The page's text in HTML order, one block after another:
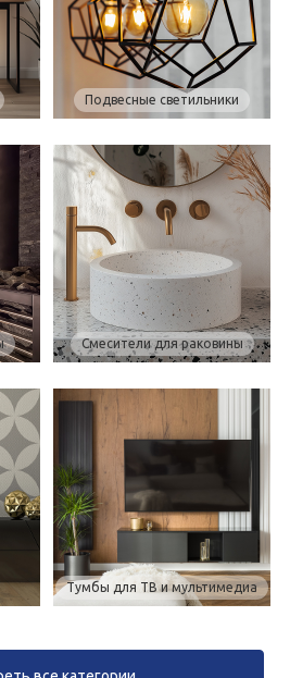
Подвесные светильники
Смесители для раковины
Тумбы для ТВ и мультимедиа